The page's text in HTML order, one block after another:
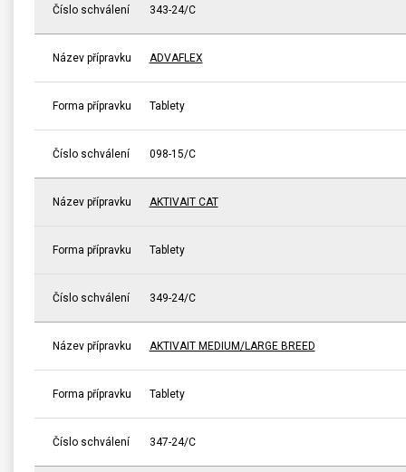
Číslo schválení 343-24/C
Název přípravku ADVAFLEX
Forma přípravku Tablety
Číslo schválení 098-15/C
Název přípravku AKTIVAIT CAT
Forma přípravku Tablety
Číslo schválení 349-24/C
Název přípravku AKTIVAIT MEDIUM/LARGE BREED
Forma přípravku Tablety
Číslo schválení 347-24/C